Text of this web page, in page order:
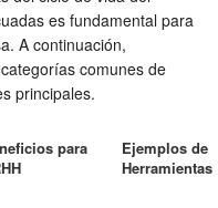
es fundamental para
A continuación,
comunes de
principales.
para
Ejemplos de
Herramientas